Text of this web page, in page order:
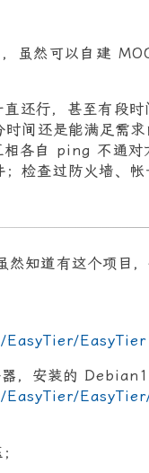
虽然可以自建
还行，甚至有段
时间还是能满足需
相各自 ping 不通
检查过防火墙、
知道有这个项目
EasyTier
，安装的